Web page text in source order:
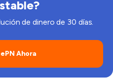
de dinero de 30 días.
Ahora